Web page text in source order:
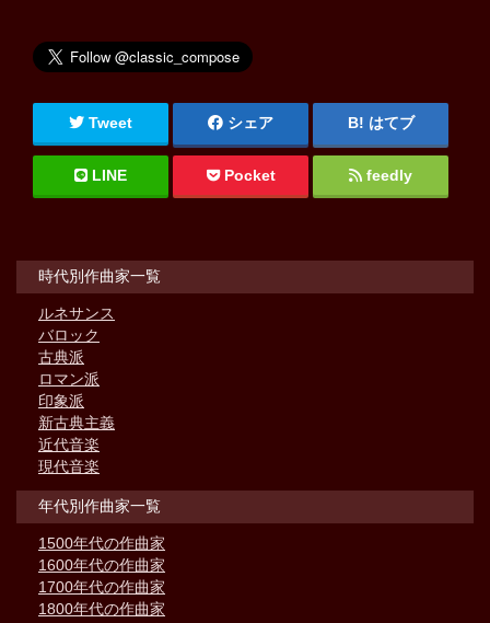
Tweet シェア はてブ
LINE Pocket feedly
時代別作曲家一覧
ルネサンス
バロック
古典派
ロマン派
印象派
新古典主義
近代音楽
現代音楽
年代別作曲家一覧
1500年代の作曲家
1600年代の作曲家
1700年代の作曲家
1800年代の作曲家